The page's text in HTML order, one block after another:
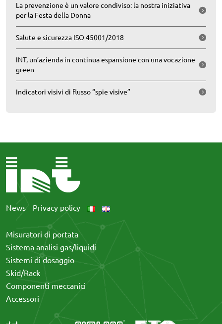
La prevenzione è un valore condiviso: la nostra iniziativa
per la Festa della Donna
Salute e sicurezza ISO 45001/2018
INT, un’azienda in continua espansione con una vocazione
green
Indicatori visivi di flusso “spie visive”
News Privacy policy
Misuratori di portata
Sistema analisi gas/liquidi
Sistemi di dosaggio
Skid/Rack
Componenti meccanici
Accessori